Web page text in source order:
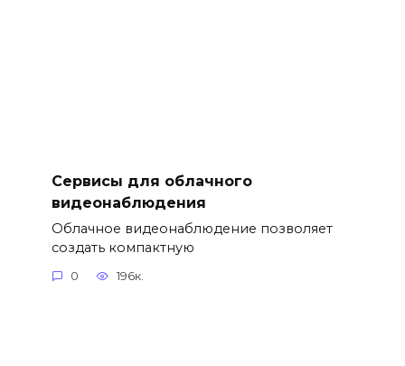
Сервисы для облачного
видеонаблюдения
Облачное видеонаблюдение позволяет
создать компактную
0 196к.